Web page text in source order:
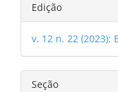
Edição
v. 12 n. 22 (2023):
Seção